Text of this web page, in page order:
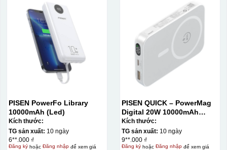
đó bằng nước. Người thợ sẽ căn chỉnh bằng mắt thường
cho vị trí logo cân đối phù hợp, sau đó dùng miếng nhựa
gạt hết nước phía dưới ra
PISEN PowerFo Library
10000mAh (Led)
Kích thước:
TG sản xuất: 10 ngày
6**.000 ₫
Đăng kýhoặc Đăng nhậpđể xem giá
PISEN QUICK – PowerMag
Digital 20W 10000mAh
Power bank. White: 200pcs;
Blue: 200pcs
Kích thước:
TG sản xuất: 10 ngày
9**.000 ₫
Đăng kýhoặc Đăng nhậpđể xem giá